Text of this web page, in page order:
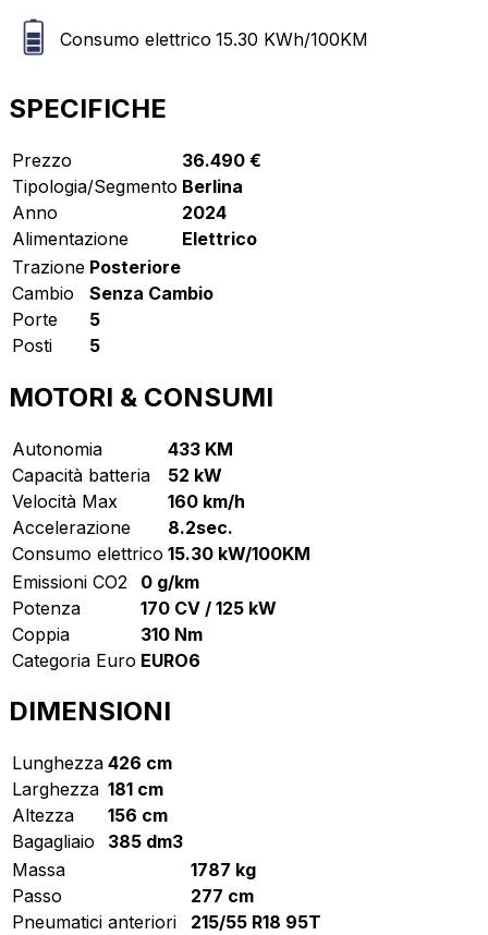
Consumo elettrico 15.30 KWh/100KM
SPECIFICHE
Prezzo
36.490 €
Tipologia/Segmento Berlina
Anno
2024
Alimentazione
Elettrico
Trazione Posteriore
Cambio
Senza Cambio
Porte
5
Posti
5
MOTORI & CONSUMI
Autonomia
433 KM
Capacità batteria
52 kW
Velocità Max
160 km/h
Accelerazione
8.2sec.
Consumo elettrico 15.30 kW/100KM
Emissioni CO2
0 g/km
Potenza
170 CV / 125 kW
Coppia
310 Nm
Categoria Euro EURO6
DIMENSIONI
Lunghezza 426 cm
Larghezza 181 cm
Altezza
156 cm
Bagagliaio
385 dm3
Massa
1787 kg
Passo
277 cm
Pneumatici anteriori
215/55 R18 95T